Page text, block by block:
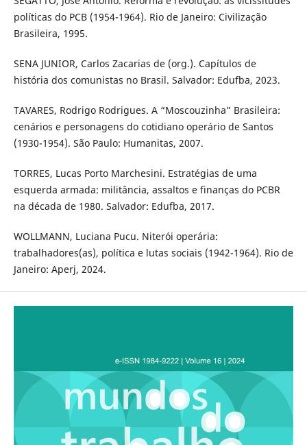
políticas do PCB (1954-1964). Rio de Janeiro: Civilização
Brasileira, 1995.
SENA JUNIOR, Carlos Zacarias de (org.). Capítulos de
história dos comunistas no Brasil. Salvador: Edufba, 2023.
TAVARES, Rodrigo Rodrigues. A “Moscouzinha” Brasileira:
cenários e personagens do cotidiano operário de Santos
(1930-1954). São Paulo: Humanitas, 2007.
TORRES, Lucas Porto Marchesini. Estratégias de uma
esquerda armada: militância, assaltos e finanças do PCBR
na década de 1980. Salvador: Edufba, 2017.
WOLLMANN, Luciana Pucu. Niterói operária:
trabalhadores(as), política e lutas sociais (1942-1964). Rio de
Janeiro: Aperj, 2024.